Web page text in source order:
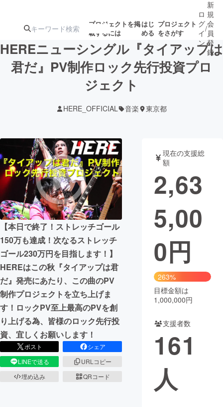
プロジェクトを掲
載するには
はじ
める
プロジェクト
をさがす
注目の新着プロ募集終了が近いプ
テクノロジー・ガジェット
映像・映画 書籍・雑誌
ビジネス・起業 チャレンジ
まちづくり・地域活性化
CAMPFIRE for Social Good
CAMPFIRE Creation
CAMPFIREふるさと納税
コミュニティ
ロ
グ
イ
ン
/
新
規
会
員
登
録
HEREニューシングル『タイアップは
君だ』PV制作ロック先行投資プロ
ジェクト
HERE_OFFICIAL 音楽 東京都
【本日で終了！ストレッチゴール
150万も達成！次なるストレッチ
ゴール230万円を目指します！】
HEREはこの秋『タイアップは君
だ』発売にあたり、この曲のPV
制作プロジェクトを立ち上げま
す！ロックPV至上最高のPVを創
り上げる為、皆様のロック先行投
資、宜しくお願いします！
ポスト
シェア
LINEで送る
URLコピー
埋め込み
QRコード
現在の支援総
額
2,63
5,00
0円
263%
目標金額は
1,000,000円
支援者数
161
人